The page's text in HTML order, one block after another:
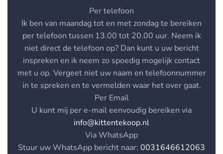
Per telefoon
Ik ben van maandag tot en met zondag te bereiken
per telefoon tussen 13.00 tot 20.00 uur. Neem ik
niet direct de telefoon op? Dan kunt u uw bericht
inspreken en ik neem zo spoedig mogelijk contact
met u op. Vergeet niet uw naam en telefoonnummer
in te spreken en te vermelden waar het over gaat.
Per Email
U kunt mij per e-mail eenvoudig bereiken via
info@kittentekoop.nl
Via WhatsApp
Stuur uw WhatsApp bericht naar: 0031646612063